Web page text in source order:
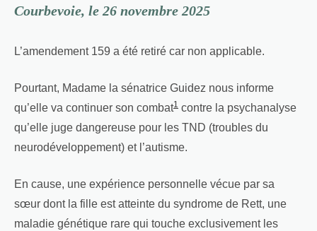
Courbevoie, le 26 novembre 2025
L’amendement 159 a été retiré car non applicable.
Pourtant, Madame la sénatrice Guidez nous informe
qu’elle va continuer son combat1 contre la psychanalyse
qu’elle juge dangereuse pour les TND (troubles du
neurodéveloppement) et l’autisme.
En cause, une expérience personnelle vécue par sa
sœur dont la fille est atteinte du syndrome de Rett, une
maladie génétique rare qui touche exclusivement les